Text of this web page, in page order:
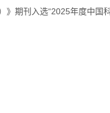
》期刊入选“2025年度中国